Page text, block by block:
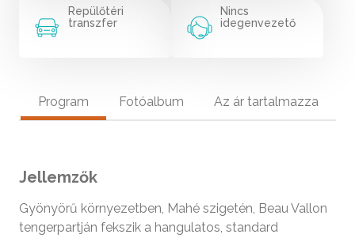
Repülőtéri
transzfer
Nincs
idegenvezető
Program Fotóalbum Az ár tartalmazza
Jellemzők
Gyönyörű környezetben, Mahé szigetén, Beau Vallon
tengerpartján fekszik a hangulatos, standard